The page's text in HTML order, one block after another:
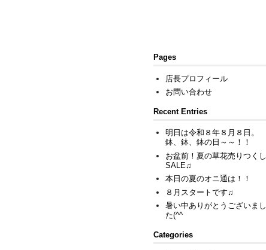
Pages
店長プロフィール
お問い合わせ
Recent Entries
明日は令和８年８月８日。
鉢、鉢、鉢の日～～！！
お盆前！夏の草花売りつくし
SALE♫
本日の夏のオニ通は！！
８月スタートです♫
暑い中ありがとうございまし
た(^^ゞ
Categories